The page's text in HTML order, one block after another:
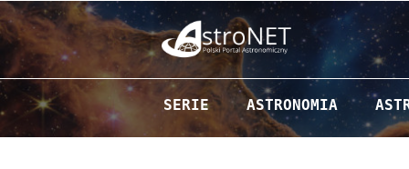
Przejdź do zawartości
SERIE ASTRONOMIA